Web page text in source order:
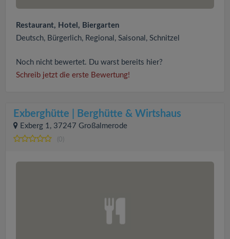
Restaurant, Hotel, Biergarten
Deutsch, Bürgerlich, Regional, Saisonal, Schnitzel
Noch nicht bewertet. Du warst bereits hier?
Schreib jetzt die erste Bewertung!
Exberghütte | Berghütte & Wirtshaus
Exberg 1, 37247 Großalmerode
(0)